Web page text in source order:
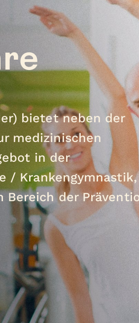
bietet neben der
medizinischen
in der
/ Krankengymnastik,
Bereich der